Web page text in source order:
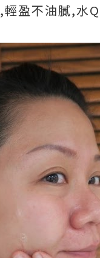
,輕盈不油膩,水